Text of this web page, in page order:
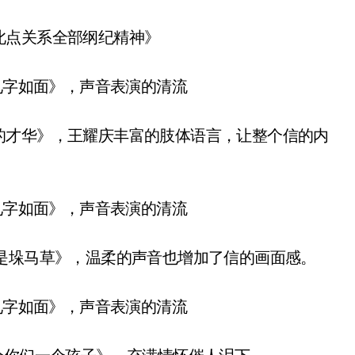
关系全部纲纪精神》
华》，王耀庆丰富的肢体语言，让整个信的内
马草》，温柔的声音也增加了信的画面感。